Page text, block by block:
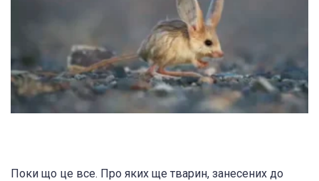
Поки що це все. Про яких ще тварин, занесених до